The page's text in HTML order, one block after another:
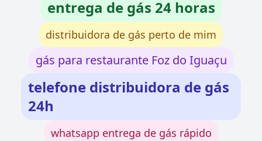
entrega de gás 24 horas
distribuidora de gás perto de mim
gás para restaurante Foz do Iguaçu
telefone distribuidora de gás
24h
whatsapp entrega de gás rápido